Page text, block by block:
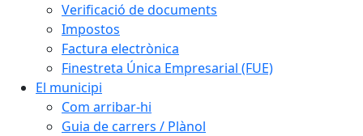
Verificació de documents
Impostos
Factura electrònica
Finestreta Única Empresarial (FUE)
El municipi
Com arribar-hi
Guia de carrers / Plànol